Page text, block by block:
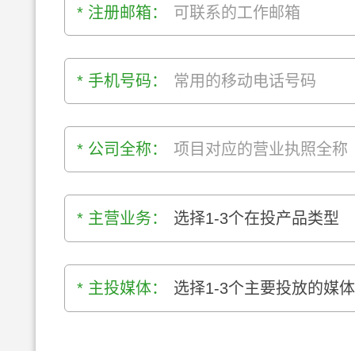
* 注册邮箱：
* 手机号码：
* 公司全称：
* 主营业务： 选择1-3个在投产品类型
* 主投媒体： 选择1-3个主要投放的媒